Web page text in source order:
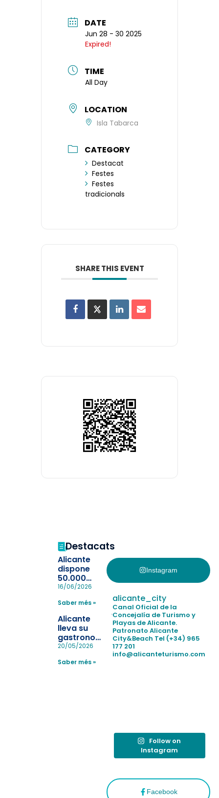
DATE
Jun 28 - 30 2025
Expired!
TIME
All Day
LOCATION
Isla Tabarca
CATEGORY
Destacat
Festes
Festes
tradicionals
SHARE THIS EVENT
Destacats
Alicante
dispone
50.000
pulseras
la
pérdida de niños
en las
playas y
realiza con
éxito un
simulacro de socorrismo
16/06/2026
Saber més »
Alicante
lleva su
gastronomía
a Madrid
reforzar el
20/05/2026
Saber més »
Instagram
Facebook
alicante_city
Canal Oficial de la
Concejalía de Turismo y
Playas de Alicante.
Patronato Alicante
City&Beach Tel (+34) 965
177 201
info@alicanteturismo.com
Follow on
Instagram